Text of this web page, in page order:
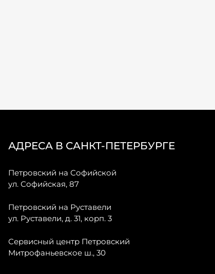
АДРЕСА В САНКТ-ПЕТЕРБУРГЕ
Петровский на Софийской
ул. Софийская, 87
Петровский на Руставели
ул. Руставели, д. 31, корп. 3
Сервисный центр Петровский
Митрофаньевское ш., 30